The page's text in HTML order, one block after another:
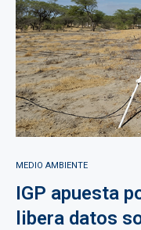
MEDIO AMBIENTE
IGP apuesta
libera datos